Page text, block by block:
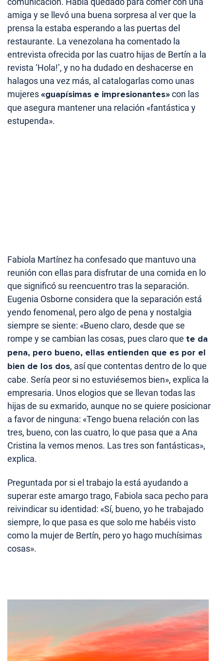
amiga y se llevó una buena sorpresa al ver que la
prensa la estaba esperando a las puertas del
restaurante. La venezolana ha comentado la
entrevista ofrecida por las cuatro hijas de Bertín a la
revista ‘Hola!’, y no ha dudado en deshacerse en
halagos una vez más, al catalogarlas como unas
mujeres«guapísimas e impresionantes»con las
que asegura mantener una relación «fantástica y
estupenda».
Fabiola Martínez ha confesado que mantuvo una
reunión con ellas para disfrutar de una comida en lo
que significó su reencuentro tras la separación.
Eugenia Osborne considera que la separación está
yendo fenomenal, pero algo de pena y nostalgia
siempre se siente: «Bueno claro, desde que se
rompe y se cambian las cosas, pues claro que te da
pena, pero bueno, ellas entienden que es por el
bien de los dos, así que contentas dentro de lo que
cabe. Sería peor si no estuviésemos bien», explica la
empresaria. Unos elogios que se llevan todas las
hijas de su exmarido, aunque no se quiere posicionar
a favor de ninguna: «Tengo buena relación con las
tres, bueno, con las cuatro, lo que pasa que a Ana
Cristina la vemos menos. Las tres son fantásticas»,
explica.
Preguntada por si el trabajo la está ayudando a
superar este amargo trago, Fabiola saca pecho para
reivindicar su identidad: «Sí, bueno, yo he trabajado
siempre, lo que pasa es que solo me habéis visto
como la mujer de Bertín, pero yo hago muchísimas
cosas».